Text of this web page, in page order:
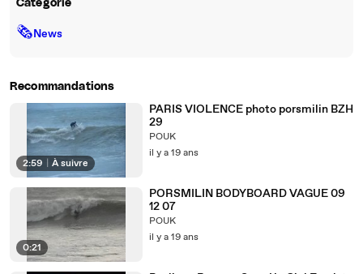
Catégorie
🗞News
Recommandations
2:59 À suivre
PARIS VIOLENCE photo porsmilin BZH
29
POUK
il y a 19 ans
0:21
PORSMILIN BODYBOARD VAGUE 09
12 07
POUK
il y a 19 ans